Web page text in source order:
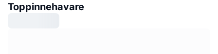
Toppinnehavare